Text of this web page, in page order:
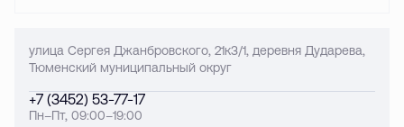
улица Сергея Джанбровского, 21к3/1, деревня Дударева,
Тюменский муниципальный округ
+7 (3452) 53-77-17
Пн–Пт, 09:00–19:00